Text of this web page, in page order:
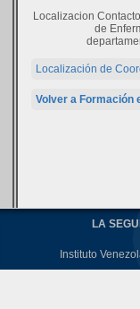
Localizacion
de
Localización de
Volver a Formación
LA
Instituto